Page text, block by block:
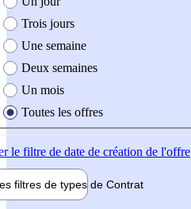
Trois jours
Une semaine
Deux semaines
Un mois
Toutes les offres
le filtre de date de création de l'offre
filtres de types de Contrat